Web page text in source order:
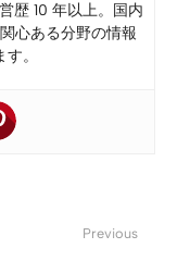
歴 10 年以上。国内
心ある分野の情報
。
Previous